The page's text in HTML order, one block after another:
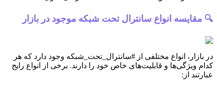
🔍 مقایسه انواع سانترال تحت شبکه موجود در بازار
در بازار، انواع مختلفی از #سانترال_تحت_شبکه وجود دارد که هر
کدام ویژگی‌ها و قابلیت‌های خاص خود را دارند. برخی از انواع رایج
عبارتند از: